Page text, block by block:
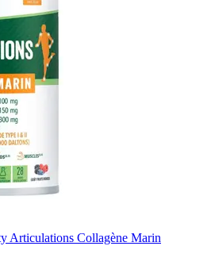
Articulations Collagène Marin